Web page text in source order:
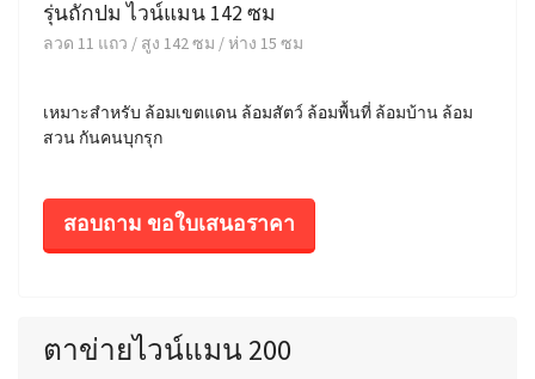
รุ่นถักปม ไวน์แมน 142 ซม
ลวด 11 แถว / สูง 142 ซม / ห่าง 15 ซม
เหมาะสำหรับ ล้อมเขตแดน ล้อมสัตว์ ล้อมพื้นที่ ล้อมบ้าน ล้อม
สวน กันคนบุกรุก
สอบถาม ขอใบเสนอราคา
ตาข่ายไวน์แมน 200